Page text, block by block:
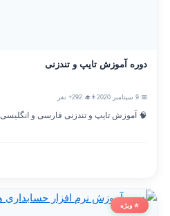
دوره آموزش تایپ و تندزنی
👨‍🎓 292+ نفر
🧠 آموزش تایپ و تندزنی فارسی و انگلیسی
⭐ ویژه